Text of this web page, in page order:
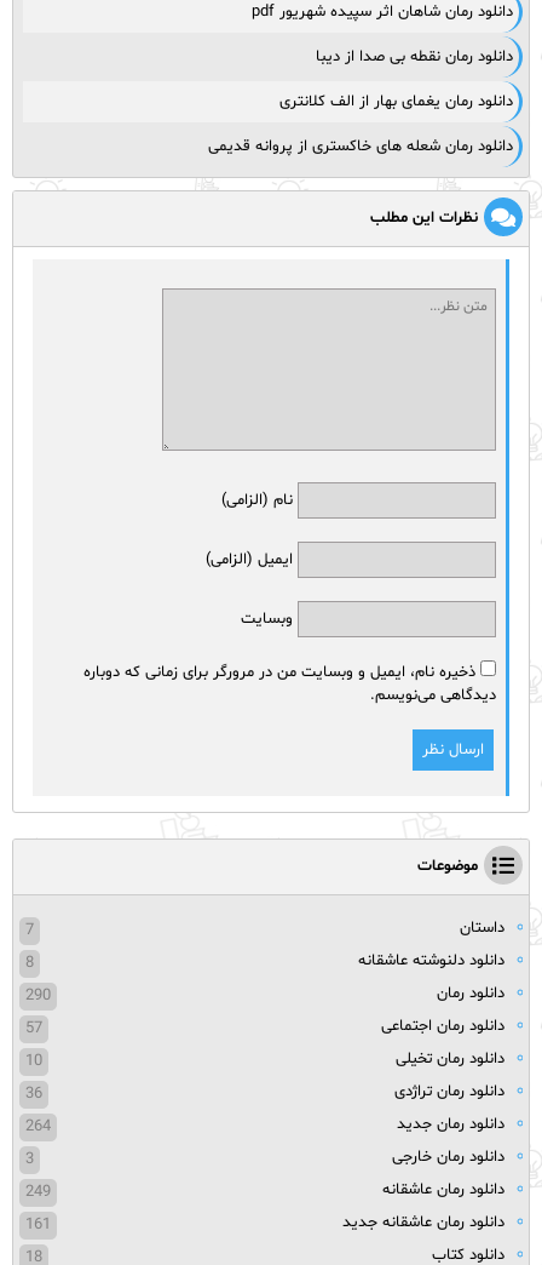
دانلود رمان شاهان اثر سپیده شهریور pdf
دانلود رمان نقطه بی صدا از دیبا
دانلود رمان یغمای بهار از الف کلانتری
دانلود رمان شعله های خاکستری از پروانه قدیمی
نظرات این مطلب
نام (الزامی)
ایمیل (الزامی)
وبسایت
ذخیره نام، ایمیل و وبسایت من در مرورگر برای زمانی که دوباره
دیدگاهی می‌نویسم.
موضوعات
داستان
7
دانلود دلنوشته عاشقانه
8
دانلود رمان
290
دانلود رمان اجتماعی
57
دانلود رمان تخیلی
10
دانلود رمان تراژدی
36
دانلود رمان جدید
264
دانلود رمان خارجی
3
دانلود رمان عاشقانه
249
دانلود رمان عاشقانه جدید
161
دانلود کتاب
18